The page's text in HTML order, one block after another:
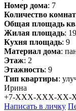
Номер дома: 7
Количество комнат
Общая площадь
Жилая площадь: 19
Кухня площадь: 9
Материал дома:
Этаж: 2
Этажность: 9
Тип квартиры:
Ирина
+7-XXX-XXX-XX-
Написать в личку